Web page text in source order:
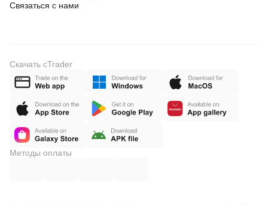
Связаться с нами
Скачать cTrader
Методы оплаты